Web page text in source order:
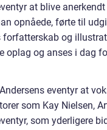
at blive
opnåede, førte til
og
oplag og anses i dag
eventyr at
som Kay Nielsen,
som yderligere